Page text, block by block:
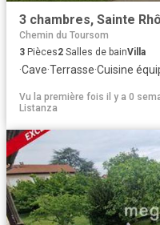
3 chambres, Sainte
Chemin du Toursom
3 Pièces2 Salles de bainVilla
·Cave·Terrasse·Cuisine
Vu la première fois il y a 0
Listanza